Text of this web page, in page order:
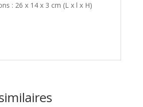
: 26 x 14 x 3 cm (L x l x H)